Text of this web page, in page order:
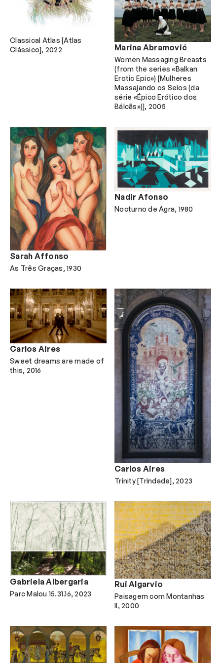
1920-1930
1930-1940
1940-1950
1950-1960
1960-1970
1970-1980
1990-2000
2000-2010
2010-2020
2020-2026
Instalação
Fotografia
Vídeo
Classical Atlas [Atlas
Clássico] 2022
Women Massaging Breasts
(from the series «Balkan
Erotic Epic») [Mulheres
Massajando os Seios (da
série «Épico Erótico dos
Bálcãs»)] 2005
Marina Abramović
As Três Graças 1930
Sarah Affonso
Nocturno de Agra 1980
Nadir Afonso
Sweet dreams are made of
this 2016
Carlos Aires
Trinity [Trindade] 2023
Carlos Aires
Parc Malou 15.31.16 2023
Gabriela Albergaria
Paisagem com Montanhas
II 2000
Rui Algarvio